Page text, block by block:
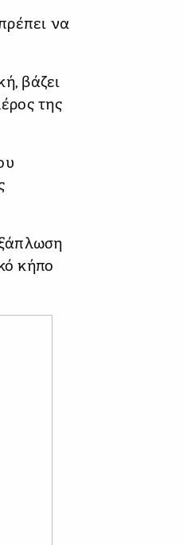
να
βάζει
της
κήπο